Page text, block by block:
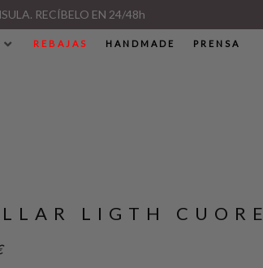
RECÍBELO EN 24/48h
REBAJAS HANDMADE PRENSA
LIGTH CUORE